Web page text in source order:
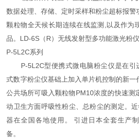
数据处理、存储、定时采样和粉尘超标报
颗粒物全天候长期连续在线监测,以及作为
品。LD-6S（R）无线发射型多功能激光粉仪
P-5L2C系列
P-5L2C型便携式微电脑粉尘仪是在引
式数字粉尘仪基础上加入单片机控制的新
公共场所可吸入颗粒物PM10浓度的快速测
动卫生方面呼吸性粉尘、总粉尘的测定。
器在全国各地使用。 引进日本全套生产
备。